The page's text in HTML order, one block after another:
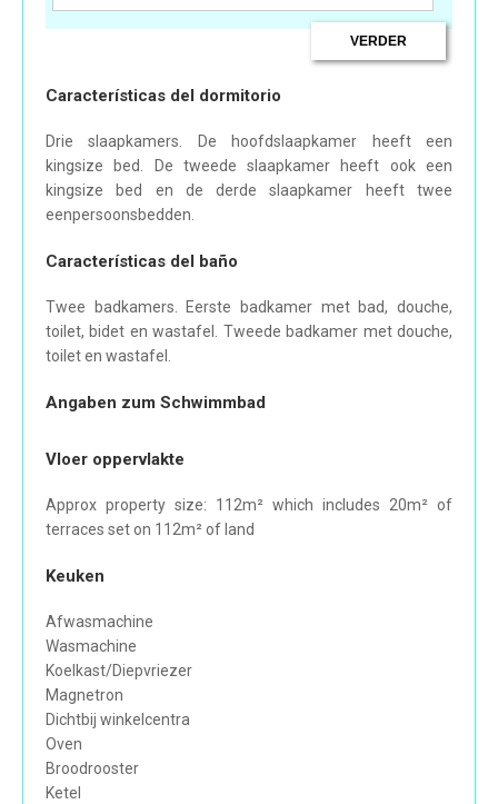
Características del dormitorio
Drie slaapkamers. De hoofdslaapkamer heeft een
kingsize bed. De tweede slaapkamer heeft ook een
kingsize bed en de derde slaapkamer heeft twee
eenpersoonsbedden.
Características del baño
Twee badkamers. Eerste badkamer met bad, douche,
toilet, bidet en wastafel. Tweede badkamer met douche,
toilet en wastafel.
Angaben zum Schwimmbad
Vloer oppervlakte
Approx property size: 112m² which includes 20m² of
terraces set on 112m² of land
Keuken
Afwasmachine
Wasmachine
Koelkast/Diepvriezer
Magnetron
Dichtbij winkelcentra
Oven
Broodrooster
Ketel